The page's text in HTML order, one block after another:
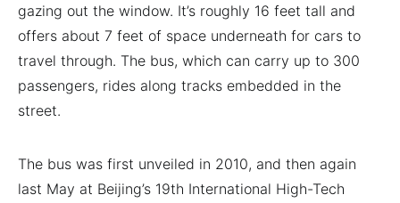
gazing out the window. It’s roughly 16 feet tall and
offers about 7 feet of space underneath for cars to
travel through. The bus, which can carry up to 300
passengers, rides along tracks embedded in the
street.
The bus was first unveiled in 2010, and then again
last May at Beijing’s 19th International High-Tech